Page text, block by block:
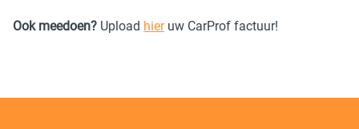
Ook meedoen? Upload hieruw CarProf factuur!